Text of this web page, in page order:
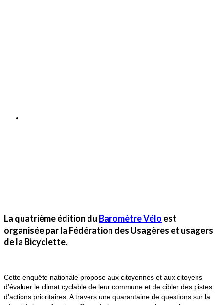
La quatrième édition du Baromètre Vélo est
organisée par la Fédération des Usagères et usagers
de la Bicyclette.
Cette enquête nationale propose aux citoyennes et aux citoyens
d’évaluer le climat cyclable de leur commune et de cibler des pistes
d’actions prioritaires. A travers une quarantaine de questions sur la